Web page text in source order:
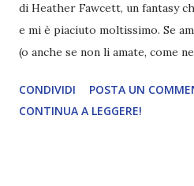
di Heather Fawcett, un fantasy
e mi è piaciuto moltissimo. Se
(o anche se non li amate, come
L'enciclopedia delle fate di Emily
Fawcett Pagine: 360 Editore:
CONDIVIDI
POSTA UN
CONTINUA A LEGGERE!